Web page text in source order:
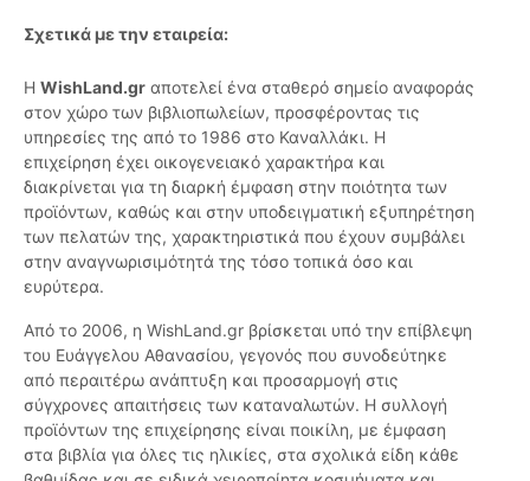
Σχετικά με την εταιρεία:
Η WishLand.gr αποτελεί ένα σταθερό σημείο αναφοράς
στον χώρο των βιβλιοπωλείων, προσφέροντας τις
υπηρεσίες της από το 1986 στο Καναλλάκι. Η
επιχείρηση έχει οικογενειακό χαρακτήρα και
διακρίνεται για τη διαρκή έμφαση στην ποιότητα των
προϊόντων, καθώς και στην υποδειγματική εξυπηρέτηση
των πελατών της, χαρακτηριστικά που έχουν συμβάλει
στην αναγνωρισιμότητά της τόσο τοπικά όσο και
ευρύτερα.
Από το 2006, η WishLand.gr βρίσκεται υπό την επίβλεψη
του Ευάγγελου Αθανασίου, γεγονός που συνοδεύτηκε
από περαιτέρω ανάπτυξη και προσαρμογή στις
σύγχρονες απαιτήσεις των καταναλωτών. Η συλλογή
προϊόντων της επιχείρησης είναι ποικίλη, με έμφαση
στα βιβλία για όλες τις ηλικίες, στα σχολικά είδη κάθε